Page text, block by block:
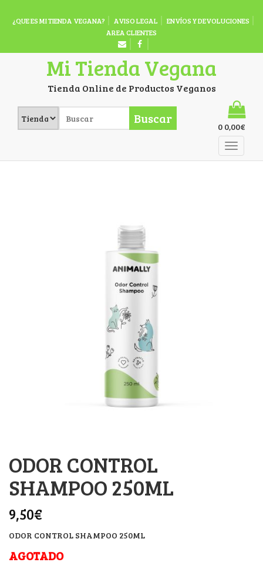
¿QUE ES MI TIENDA VEGANA? AVISO LEGAL
ENVÍOS Y DEVOLUCIONES
AREA CLIENTES
Mi Tienda Vegana
Tienda Online de Productos Veganos
Buscar
0 0,00€
ODOR CONTROL
SHAMPOO 250ML
9,50€
ODOR CONTROL SHAMPOO 250ML
AGOTADO